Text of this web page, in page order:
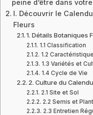
peine d’être dans
I. Découvrir le
Fleurs
1. Détails Botaniques
1.1 Classification
1.2
1.3 Variétés et
1.4 Cycle de Vie
2. Culture du
2.1 Site et Sol
2.2 Semis et
2.3 Entretien